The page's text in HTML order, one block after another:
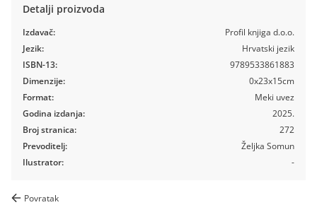
Detalji proizvoda
Izdavač:
Jezik:
ISBN-13:
Dimenzije:
Format:
Godina izdanja:
Broj stranica:
Prevoditelj:
Ilustrator:
Profil knjiga d.o.o.
Hrvatski jezik
9789533861883
0x23x15cm
Meki uvez
2025.
272
Željka Somun
-
Povratak